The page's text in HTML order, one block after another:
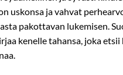
uskonsa ja vahvat
pakottavan lukemisen.
kenelle tahansa, joka